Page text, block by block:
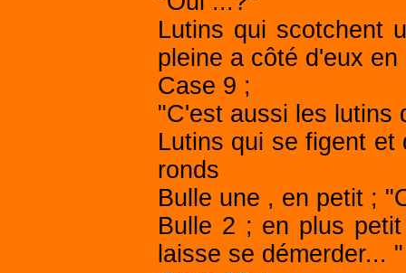
Lutins qui scotchent
pleine a côté d'eux
Case 9 ;
"C'est aussi les lutins
Lutins qui se figent
ronds
Bulle une , en petit ;
Bulle 2 ; en plus
laisse se démerder... "